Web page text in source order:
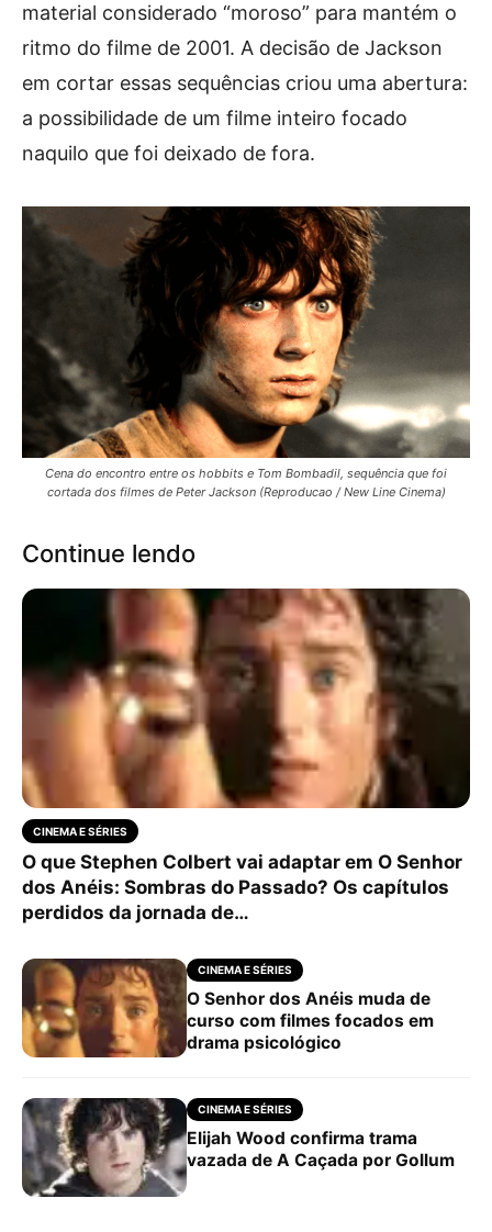
material considerado “moroso” para mantém o
ritmo do filme de 2001. A decisão de Jackson
em cortar essas sequências criou uma abertura:
a possibilidade de um filme inteiro focado
naquilo que foi deixado de fora.
Cena do encontro entre os hobbits e Tom Bombadil, sequência que foi
cortada dos filmes de Peter Jackson (Reproducao / New Line Cinema)
Continue lendo
CINEMA E SÉRIES
O que Stephen Colbert vai adaptar em O Senhor
dos Anéis: Sombras do Passado? Os capítulos
perdidos da jornada de…
CINEMA E SÉRIES
O Senhor dos Anéis muda de
curso com filmes focados em
drama psicológico
CINEMA E SÉRIES
Elijah Wood confirma trama
vazada de A Caçada por Gollum